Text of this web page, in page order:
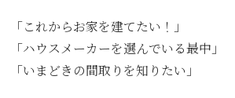
「これからお家を建てたい！」
「ハウスメーカーを選んでいる最中」
「いまどきの間取りを知りたい」